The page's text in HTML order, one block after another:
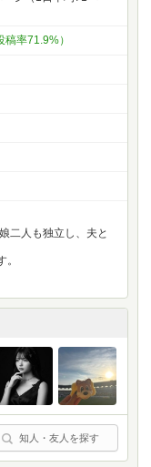
率71.9%）
二人も独立し、夫と
知人・友人を探す